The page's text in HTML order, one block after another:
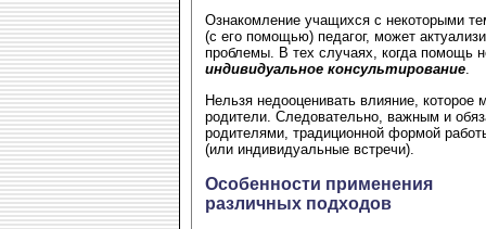
Ознакомление учащихся с некоторыми
(с его помощью) педагог, может
проблемы. В тех случаях, когда помощь
индивидуальное консультирование.
Нельзя недооценивать влияние, которое
родители. Следовательно, важным и
родителями, традиционной формой
(или индивидуальные встречи).
Особенности применения
различных подходов